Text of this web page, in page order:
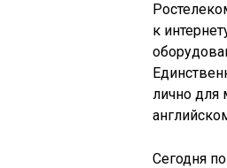
к
лично для
Сегодня